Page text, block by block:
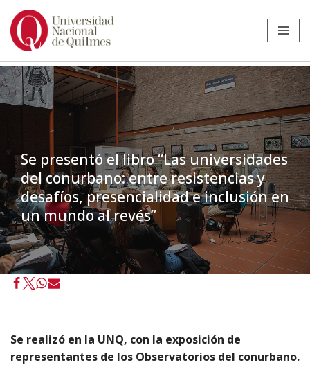
Ir
contenido
Se presentó el libro “Las universidades
del conurbano: entre resistencias y
desafíos, presencialidad e inclusión en
un mundo al revés”
Inicio»Noticias»
Se presentó el libro “Las universidades del
conurbano: entre resistencias y desafíos, presencialidad e inclusión
en un mundo al revés”
Se realizó en la UNQ, con la exposición de
representantes de los Observatorios del conurbano.